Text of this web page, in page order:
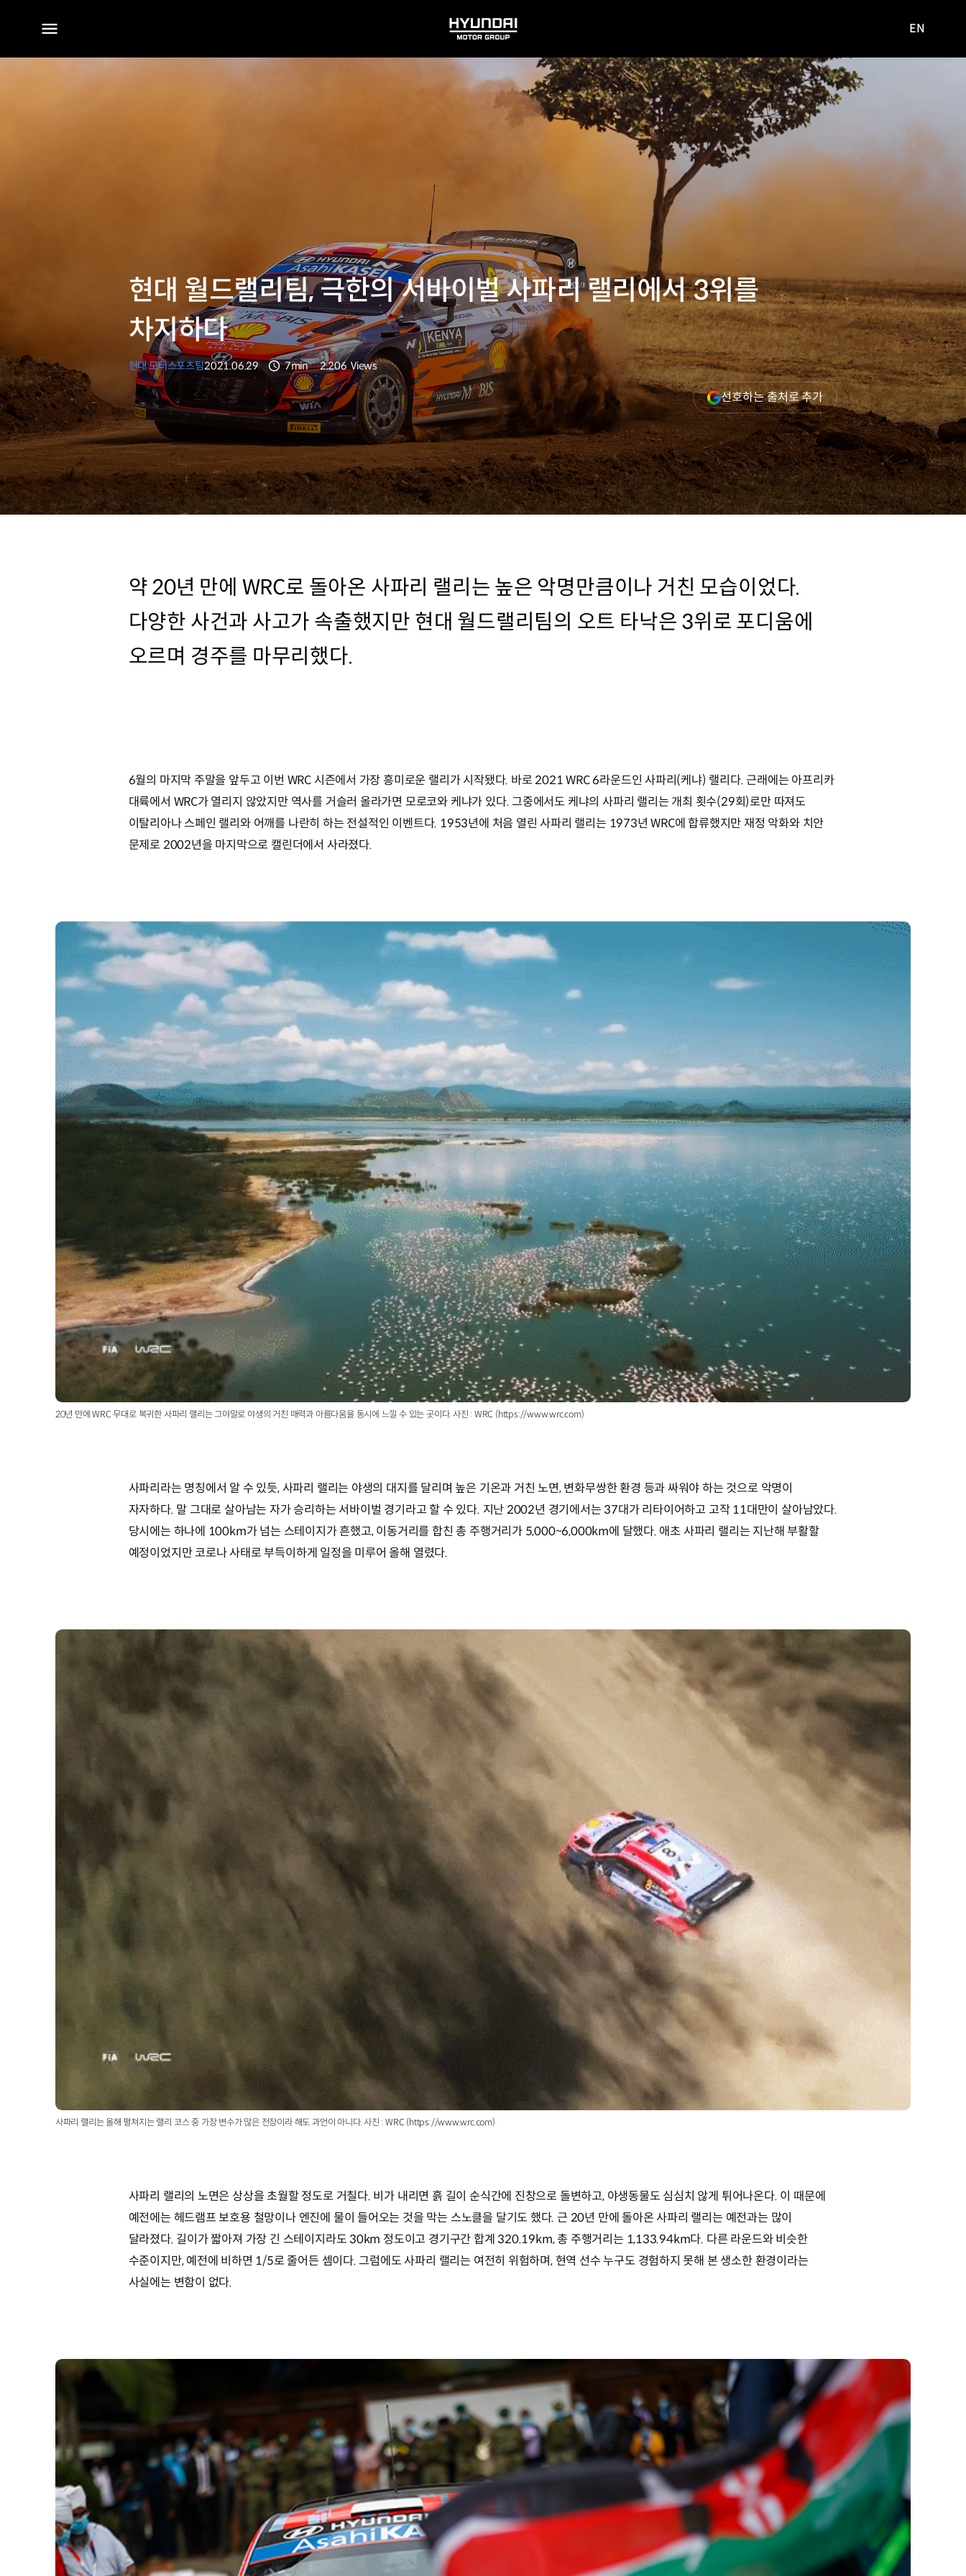
전체
HYUNDAI
MOTOR
GROUP
사이트로
EN
현대 월드랠리팀, 극한의 서바이벌 사파리 랠리에서 3위를
차지하다
현대 모터스포츠팀2021.06.29
분량
7min
조회수
2,206 Views
선호하는 출처로 추가(새
창
열림)
약 20년 만에 WRC로 돌아온 사파리 랠리는 높은 악명만큼이나 거친 모습이었다.
다양한 사건과 사고가 속출했지만 현대 월드랠리팀의 오트 타낙은 3위로 포디움에
오르며 경주를 마무리했다.
6월의 마지막 주말을 앞두고 이번 WRC 시즌에서 가장 흥미로운 랠리가 시작됐다. 바로 2021 WRC 6라운드인 사파리(케냐) 랠리다. 근래에는 아프리카
대륙에서 WRC가 열리지 않았지만 역사를 거슬러 올라가면 모로코와 케냐가 있다. 그중에서도 케냐의 사파리 랠리는 개최 횟수(29회)로만 따져도
이탈리아나 스페인 랠리와 어깨를 나란히 하는 전설적인 이벤트다. 1953년에 처음 열린 사파리 랠리는 1973년 WRC에 합류했지만 재정 악화와 치안
문제로 2002년을 마지막으로 캘린더에서 사라졌다.
20년 만에 WRC 무대로 복귀한 사파리 랠리는 그야말로 야생의 거친 매력과 아름다움을 동시에 느낄 수 있는 곳이다. 사진 : WRC (https://www.wrc.com)
사파리라는 명칭에서 알 수 있듯, 사파리 랠리는 야생의 대지를 달리며 높은 기온과 거친 노면, 변화무쌍한 환경 등과 싸워야 하는 것으로 악명이
자자하다. 말 그대로 살아남는 자가 승리하는 서바이벌 경기라고 할 수 있다. 지난 2002년 경기에서는 37대가 리타이어하고 고작 11대만이 살아남았다.
당시에는 하나에 100km가 넘는 스테이지가 흔했고, 이동거리를 합친 총 주행거리가 5,000~6,000km에 달했다. 애초 사파리 랠리는 지난해 부활할
예정이었지만 코로나 사태로 부득이하게 일정을 미루어 올해 열렸다.
사파리 랠리는 올해 펼쳐지는 랠리 코스 중 가장 변수가 많은 전장이라 해도 과언이 아니다. 사진 : WRC (https://www.wrc.com)
사파리 랠리의 노면은 상상을 초월할 정도로 거칠다. 비가 내리면 흙 길이 순식간에 진창으로 돌변하고, 야생동물도 심심치 않게 튀어나온다. 이 때문에
예전에는 헤드램프 보호용 철망이나 엔진에 물이 들어오는 것을 막는 스노클을 달기도 했다. 근 20년 만에 돌아온 사파리 랠리는 예전과는 많이
달라졌다. 길이가 짧아져 가장 긴 스테이지라도 30km 정도이고 경기구간 합계 320.19km, 총 주행거리는 1,133.94km다. 다른 라운드와 비슷한
수준이지만, 예전에 비하면 1/5로 줄어든 셈이다. 그럼에도 사파리 랠리는 여전히 위험하며, 현역 선수 누구도 경험하지 못해 본 생소한 환경이라는
사실에는 변함이 없다.